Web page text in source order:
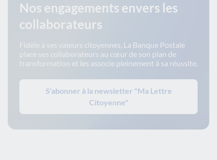
Nos engagements envers les
collaborateurs
Fidèle à ses valeurs citoyennes, La Banque Postale
place ses collaborateurs au cœur de son plan de
transformation et les associe pleinement à sa réussite.
S'abonner à la newsletter "Ma Lettre
Citoyenne"